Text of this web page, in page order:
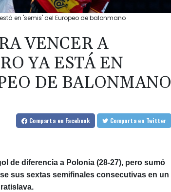
en 'semis' del Europeo de balonmano
VENCER A
YA ESTÁ EN
DE BALONMANO
Comparta en Facebook Comparta en Twitter
de diferencia a Polonia (28-27), pero sumó
sus sextas semifinales consecutivas en un